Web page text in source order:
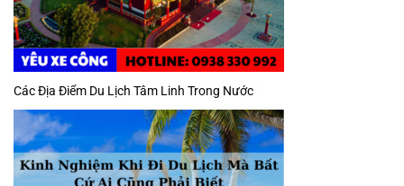
Các Địa Điểm Du Lịch Tâm Linh Trong Nước